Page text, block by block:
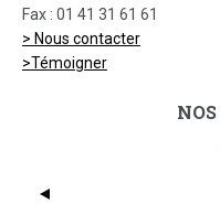
Fax : 01 41 31 61 61
> Nous contacter
>Témoigner